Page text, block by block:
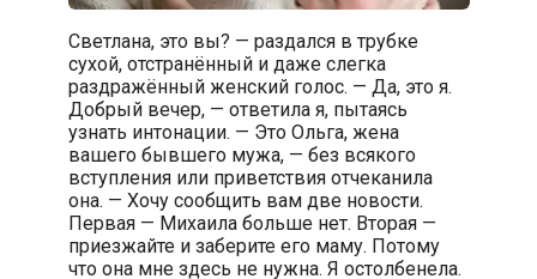
Светлана, это вы? — раздался в трубке
сухой, отстранённый и даже слегка
раздражённый женский голос. — Да, это я.
Добрый вечер, — ответила я, пытаясь
узнать интонации. — Это Ольга, жена
вашего бывшего мужа, — без всякого
вступления или приветствия отчеканила
она. — Хочу сообщить вам две новости.
Первая — Михаила больше нет. Вторая —
приезжайте и заберите его маму. Потому
что она мне здесь не нужна. Я остолбенела.